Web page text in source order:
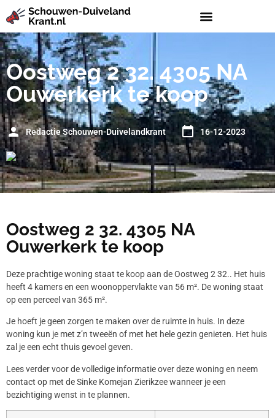
Oostweg 2 32. 4305 NA
Ouwerkerk te koop
Redactie Schouwen-Duivelandkrant 16-12-2023
Oostweg 2 32. 4305 NA
Ouwerkerk te koop
Deze prachtige woning staat te koop aan de Oostweg 2 32.. Het huis
heeft 4 kamers en een woonoppervlakte van 56 m². De woning staat
op een perceel van 365 m².
Je hoeft je geen zorgen te maken over de ruimte in huis. In deze
woning kun je met z’n tweeën of met het hele gezin genieten. Het huis
zal je een echt thuis gevoel geven.
Lees verder voor de volledige informatie over deze woning en neem
contact op met de Sinke Komejan Zierikzee wanneer je een
bezichtiging wenst in te plannen.